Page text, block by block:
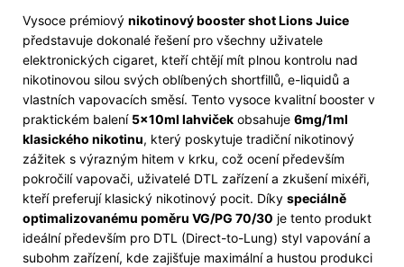
Vysoce prémiový nikotinový booster shot Lions Juice
představuje dokonalé řešení pro všechny uživatele
elektronických cigaret, kteří chtějí mít plnou kontrolu nad
nikotinovou silou svých oblíbených shortfillů, e-liquidů a
vlastních vapovacích směsí. Tento vysoce kvalitní booster v
praktickém balení 5×10ml lahviček obsahuje 6mg/1ml
klasického nikotinu, který poskytuje tradiční nikotinový
zážitek s výrazným hitem v krku, což ocení především
pokročilí vapovači, uživatelé DTL zařízení a zkušení mixéři,
kteří preferují klasický nikotinový pocit. Díky speciálně
optimalizovanému poměru VG/PG 70/30 je tento produkt
ideální především pro DTL (Direct-to-Lung) styl vapování a
subohm zařízení, kde zajišťuje maximální a hustou produkci
2ML
67
Kč
Původně:
79
Kč